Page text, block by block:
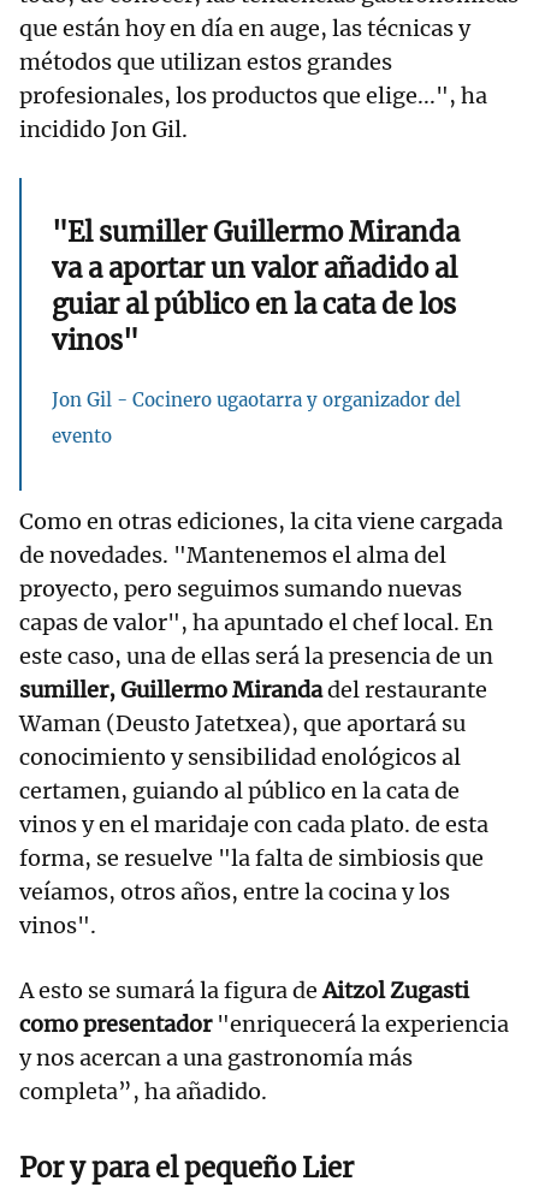
que están hoy en día en auge, las técnicas y
métodos que utilizan estos grandes
profesionales, los productos que elige...", ha
incidido Jon Gil.
"El sumiller Guillermo Miranda
va a aportar un valor añadido al
guiar al público en la cata de los
vinos"
Jon Gil - Cocinero ugaotarra y organizador del
evento
Como en otras ediciones, la cita viene cargada
de novedades. "Mantenemos el alma del
proyecto, pero seguimos sumando nuevas
capas de valor", ha apuntado el chef local. En
este caso, una de ellas será la presencia de un
sumiller, Guillermo Mirandadel restaurante
Waman (Deusto Jatetxea), que aportará su
conocimiento y sensibilidad enológicos al
certamen, guiando al público en la cata de
vinos y en el maridaje con cada plato. de esta
forma, se resuelve "la falta de simbiosis que
veíamos, otros años, entre la cocina y los
vinos".
A esto se sumará la figura deAitzol Zugasti
como presentador "enriquecerá la experiencia
y nos acercan a una gastronomía más
completa”, ha añadido.
Por y para el pequeño Lier